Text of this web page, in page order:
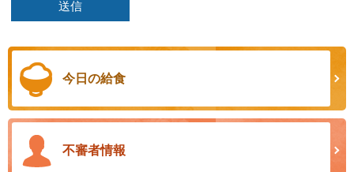
今日の給食
不審者情報